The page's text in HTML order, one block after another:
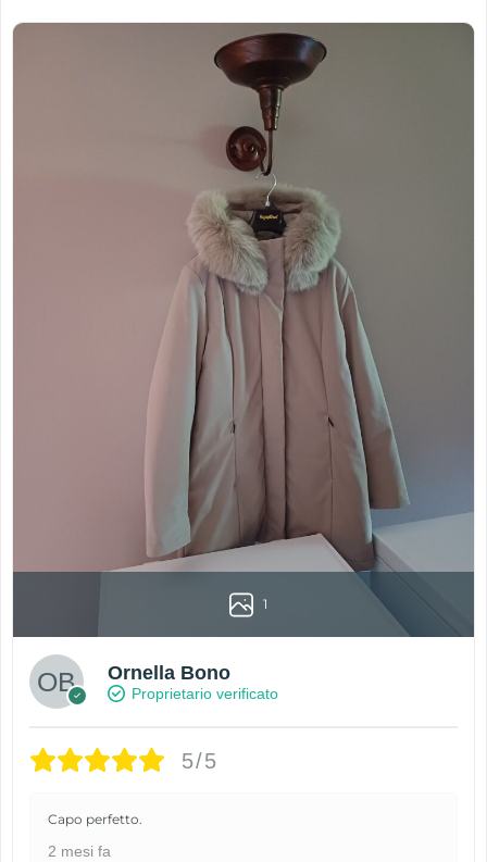
1
Ornella Bono
Proprietario verificato
5/5
Capo perfetto.
2 mesi fa